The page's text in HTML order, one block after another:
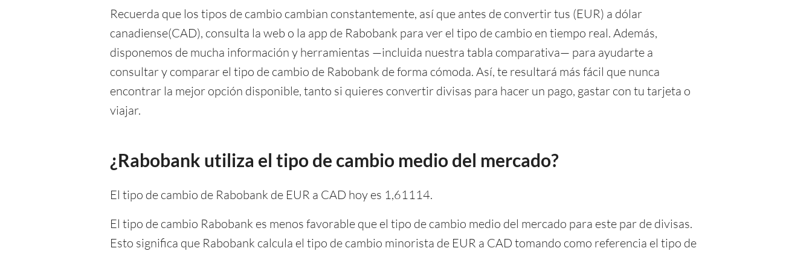
Recuerda que los tipos de cambio cambian constantemente, así que antes de convertir tus (EUR) a dólar
canadiense(CAD), consulta la web o la app de Rabobank para ver el tipo de cambio en tiempo real. Además,
disponemos de mucha información y herramientas —incluida nuestra tabla comparativa— para ayudarte a
consultar y comparar el tipo de cambio de Rabobank de forma cómoda. Así, te resultará más fácil que nunca
encontrar la mejor opción disponible, tanto si quieres convertir divisas para hacer un pago, gastar con tu tarjeta o
viajar.
¿Rabobank utiliza el tipo de cambio medio del mercado?
El tipo de cambio de Rabobank de EUR a CAD hoy es 1,61114.
El tipo de cambio Rabobank es menos favorable que el tipo de cambio medio del mercado para este par de divisas.
Esto significa que Rabobank calcula el tipo de cambio minorista de EUR a CAD tomando como referencia el tipo de